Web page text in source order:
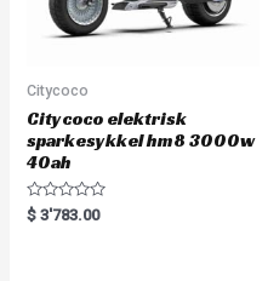
Citycoco
Citycoco elektrisk
sparkesykkel hm8 3000w
40ah
R
a
$ 3'783.00